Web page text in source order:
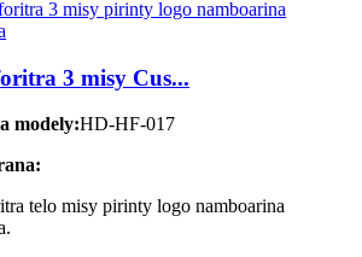
3 misy Cus...
modely:HD-HF-017
telo misy pirinty logo namboarina